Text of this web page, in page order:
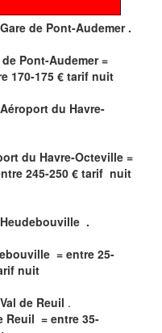
de Pont-Audemer .
Pont-Audemer =
170-175 € tarif nuit
du Havre-
du Havre-Octeville =
245-250 € tarif nuit
.
= entre 25-
nuit
de Reuil .
Reuil = entre 35-